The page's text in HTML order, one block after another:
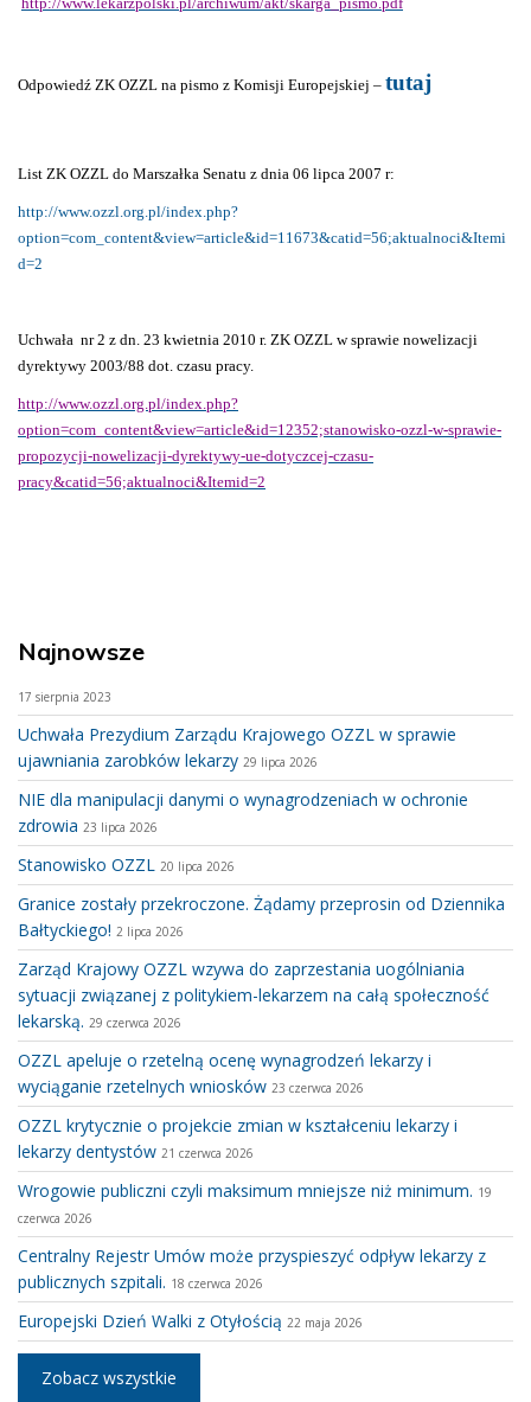
Odpowiedź ZK OZZL na pismo z Komisji Europejskiej – tutaj
List ZK OZZL do Marszałka Senatu z dnia 06 lipca 2007 r:
http://www.ozzl.org.pl/index.php?
option=com_content&view=article&id=11673&catid=56;aktualnoci&Itemi
d=2
Uchwała nr 2 z dn. 23 kwietnia 2010 r. ZK OZZL w sprawie nowelizacji
dyrektywy 2003/88 dot. czasu pracy.
http://www.ozzl.org.pl/index.php?
option=com_content&view=article&id=12352;stanowisko-ozzl-w-sprawie-
propozycji-nowelizacji-dyrektywy-ue-dotyczcej-czasu-
pracy&catid=56;aktualnoci&Itemid=2
Najnowsze
17 sierpnia 2023
Uchwała Prezydium Zarządu Krajowego OZZL w sprawie
ujawniania zarobków lekarzy 29 lipca 2026
NIE dla manipulacji danymi o wynagrodzeniach w ochronie
zdrowia 23 lipca 2026
Stanowisko OZZL 20 lipca 2026
Granice zostały przekroczone. Żądamy przeprosin od Dziennika
Bałtyckiego! 2 lipca 2026
Zarząd Krajowy OZZL wzywa do zaprzestania uogólniania
sytuacji związanej z politykiem-lekarzem na całą społeczność
lekarską. 29 czerwca 2026
OZZL apeluje o rzetelną ocenę wynagrodzeń lekarzy i
wyciąganie rzetelnych wniosków 23 czerwca 2026
OZZL krytycznie o projekcie zmian w kształceniu lekarzy i
lekarzy dentystów 21 czerwca 2026
Wrogowie publiczni czyli maksimum mniejsze niż minimum. 19
czerwca 2026
Centralny Rejestr Umów może przyspieszyć odpływ lekarzy z
publicznych szpitali. 18 czerwca 2026
Europejski Dzień Walki z Otyłością 22 maja 2026
Zobacz wszystkie